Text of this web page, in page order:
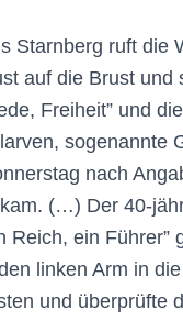
Starnberg ruft die
auf die Brust
Freiheit” und
sogenannte
nach
(…) Der 40-
Reich, ein
linken Arm in
und überprüfte